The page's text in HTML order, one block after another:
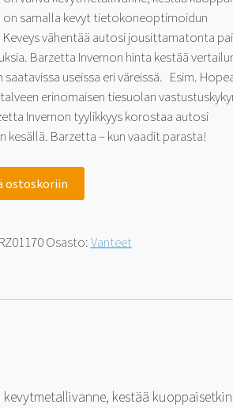
samalla kevyt tietokoneoptimoidun
vähentää autosi jousittamatonta
Barzetta Invernon hinta kestää
useissa eri väreissä. Esim.
erinomaisen tiesuolan
Invernon tyylikkyys korostaa autosi
kesällä. Barzetta – kun vaadit parasta!
ostoskoriin
Osasto:Vanteet
kestää